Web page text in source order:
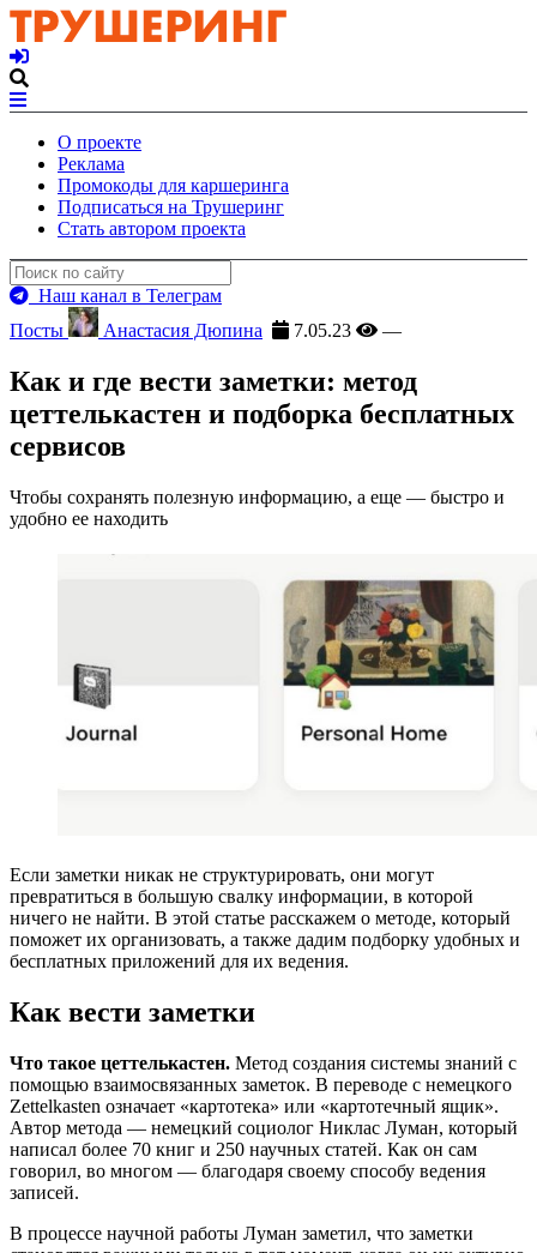
О проекте
Реклама
Промокоды для каршеринга
Подписаться на Трушеринг
Стать автором проекта
Наш канал в Телеграм
Посты
Анастасия Дюпина 7.05.23 —
Как и где вести заметки: метод
цеттелькастен и подборка бесплатных
сервисов
Чтобы сохранять полезную информацию, а еще — быстро и
удобно ее находить
Если заметки никак не структурировать, они могут
превратиться в большую свалку информации, в которой
ничего не найти. В этой статье расскажем о методе, который
поможет их организовать, а также дадим подборку удобных и
бесплатных приложений для их ведения.
Как вести заметки
Что такое цеттелькастен. Метод создания системы знаний с
помощью взаимосвязанных заметок. В переводе с немецкого
Zettelkasten означает «картотека» или «картотечный ящик».
Автор метода — немецкий социолог Никлас Луман, который
написал более 70 книг и 250 научных статей. Как он сам
говорил, во многом — благодаря своему способу ведения
записей.
В процессе научной работы Луман заметил, что заметки